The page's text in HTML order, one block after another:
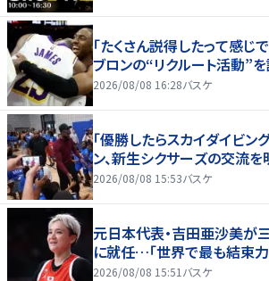
「たくさん説得したって感じ
ブロンの“リクルート活動”
2026/08/08 16:28バスケ
「優勝したらスカイダイビン
ン、新生シクサーズの交流を
2026/08/08 15:53バスケ
元日本代表・吉田亜沙美が
に就任…「世界で最も結束力
2026/08/08 15:51 バスケ